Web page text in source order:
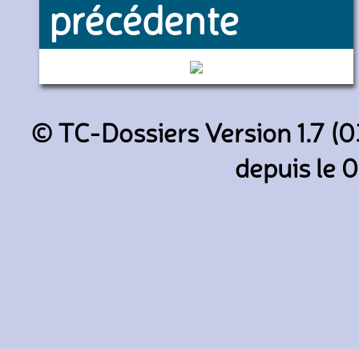
précédente
(Autocars Vallée
© TC-Dossiers Version 1.7
depuis le